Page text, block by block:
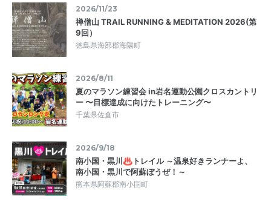
2026/11/23
禅僧山 TRAIL RUNNING & MEDITATION 2026(第
9回）
徳島県海部郡海陽町
2026/8/11
夏のマラソン練習会 in岩名運動公園クロスカントリ
ー 〜目標達成に向けたトレーニング〜
千葉県佐倉市
2026/9/18
南小国・黒川♨トレイル ～温泉好きランナーよ、
南小国・黒川で阿蘇ぼうぜ！～
熊本県阿蘇郡南小国町